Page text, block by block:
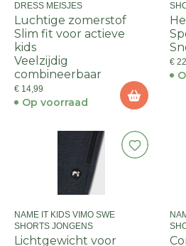
DRESS MEISJES
Luchtige zomerstof
Slim fit voor actieve
kids
Veelzijdig
combineerbaar
€ 14,99
Op voorraad
€
NAME IT KIDS VIMO SWE
SHORTS JONGENS
Lichtgewicht voor